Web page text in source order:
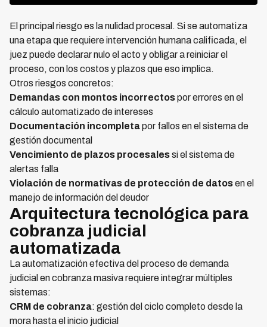
El principal riesgo es la nulidad procesal. Si se automatiza
una etapa que requiere intervención humana calificada, el
juez puede declarar nulo el acto y obligar a reiniciar el
proceso, con los costos y plazos que eso implica.
Otros riesgos concretos:
Demandas con montos incorrectospor errores en el
cálculo automatizado de intereses
Documentación incompletapor fallos en el sistema de
gestión documental
Vencimiento de plazos procesalessi el sistema de
alertas falla
Violación de normativas de protección de datosen el
manejo de información del deudor
Arquitectura tecnológica para
cobranza judicial
automatizada
La automatización efectiva del proceso de demanda
judicial en cobranza masiva requiere integrar múltiples
sistemas:
CRM de cobranza: gestión del ciclo completo desde la
mora hasta el inicio judicial